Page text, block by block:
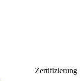
Zertifizierung